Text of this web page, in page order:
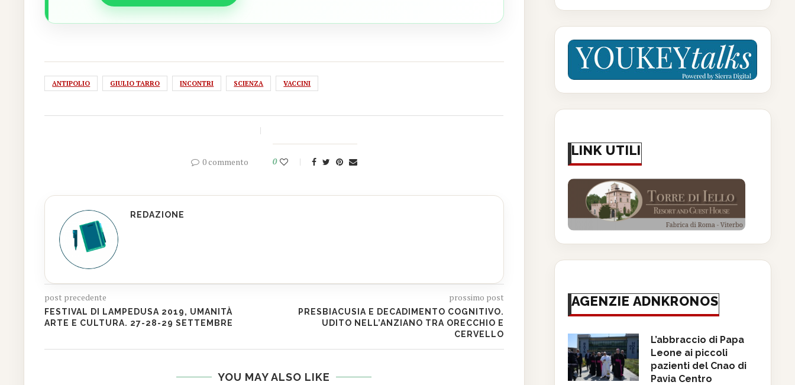
ANTIPOLIO GIULIO TARRO INCONTRI SCIENZA VACCINI
0 commento 0
REDAZIONE
post precedente
FESTIVAL DI LAMPEDUSA 2019, UMANITÀ
ARTE E CULTURA. 27-28-29 SETTEMBRE
prossimo post
PRESBIACUSIA E DECADIMENTO COGNITIVO.
UDITO NELL’ANZIANO TRA ORECCHIO E
CERVELLO
YOU MAY ALSO LIKE
LINK UTILI
AGENZIE ADNKRONOS
L’abbraccio di Papa
Leone ai piccoli
pazienti del Cnao di
Pavia Centro